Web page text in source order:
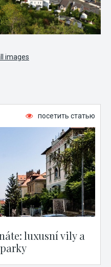
images
посетить статью
luxusní vily a